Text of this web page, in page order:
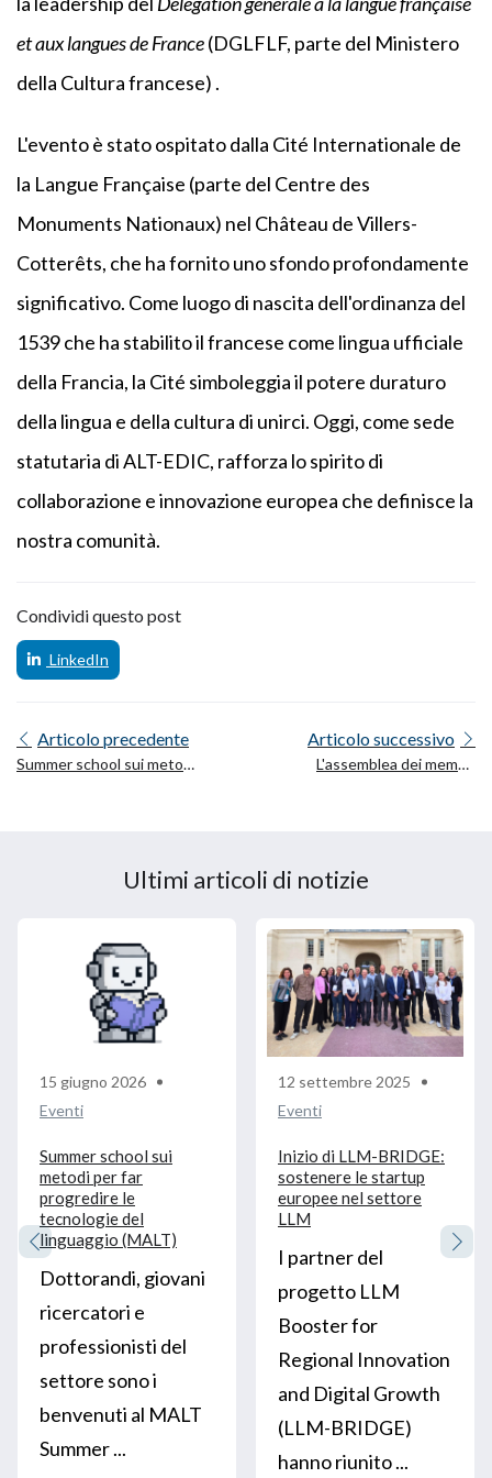
et aux langues de France(DGLFLF, parte del Ministero
della Cultura francese) .
L'evento è stato ospitato dalla Cité Internationale de
la Langue Française (parte del Centre des
Monuments Nationaux) nel Château de Villers-
Cotterêts, che ha fornito uno sfondo profondamente
significativo. Come luogo di nascita dell'ordinanza del
1539 che ha stabilito il francese come lingua ufficiale
della Francia, la Cité simboleggia il potere duraturo
della lingua e della cultura di unirci. Oggi, come sede
statutaria di ALT-EDIC, rafforza lo spirito di
collaborazione e innovazione europea che definisce la
nostra comunità.
Condividi questo post
LinkedIn
Articolo precedente
Summer school sui metodi
Articolo successivo
L'assemblea dei membri
Ultimi articoli di notizie
15 giugno 2026
Eventi
Summer school sui
metodi per far
progredire le
tecnologie del
linguaggio (MALT)
Dottorandi, giovani
ricercatori e
professionisti del
settore sono i
benvenuti al MALT
Summer ...
12 settembre 2025
Eventi
Inizio di LLM-BRIDGE:
sostenere le startup
europee nel settore
LLM
I partner del
progetto LLM
Booster for
Regional Innovation
and Digital Growth
(LLM-BRIDGE)
hanno riunito ...